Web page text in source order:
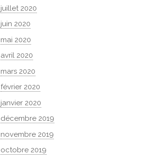
juillet 2020
juin 2020
mai 2020
avril 2020
mars 2020
février 2020
janvier 2020
décembre 2019
novembre 2019
octobre 2019